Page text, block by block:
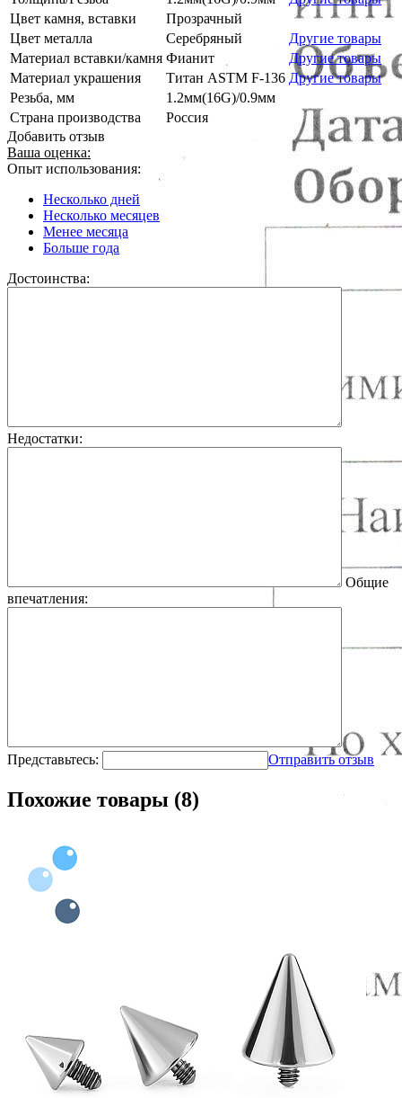
Цвет камня, вставки
Прозрачный
Цвет металла
Серебряный
Другие товары
Материал вставки/камня Фианит
Другие товары
Материал украшения
Титан ASTM F-136 Другие товары
Резьба, мм
1.2мм(16G)/0.9мм
Страна производства
Россия
Добавить отзыв
Ваша оценка:
Опыт использования:
Несколько дней
Несколько месяцев
Менее месяца
Больше года
Достоинства:
Недостатки:
Общие
впечатления:
Представьтесь: Отправить отзыв
Похожие товары (8)